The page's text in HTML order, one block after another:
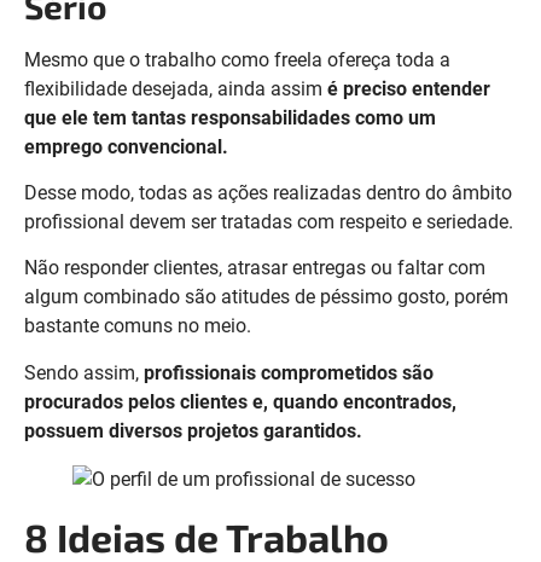
Mesmo que o trabalho como freela ofereça toda a
flexibilidade desejada, ainda assim é preciso entender
que ele tem tantas responsabilidades como um
emprego convencional.
Desse modo, todas as ações realizadas dentro do âmbito
profissional devem ser tratadas com respeito e seriedade.
Não responder clientes, atrasar entregas ou faltar com
algum combinado são atitudes de péssimo gosto, porém
bastante comuns no meio.
Sendo assim, profissionais comprometidos são
procurados pelos clientes e, quando encontrados,
possuem diversos projetos garantidos.
8 Ideias de Trabalho